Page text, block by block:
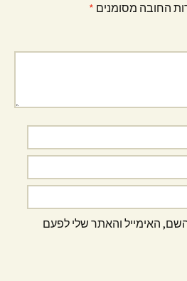
החובה מסומנים *
האימייל והאתר שלי לפעם